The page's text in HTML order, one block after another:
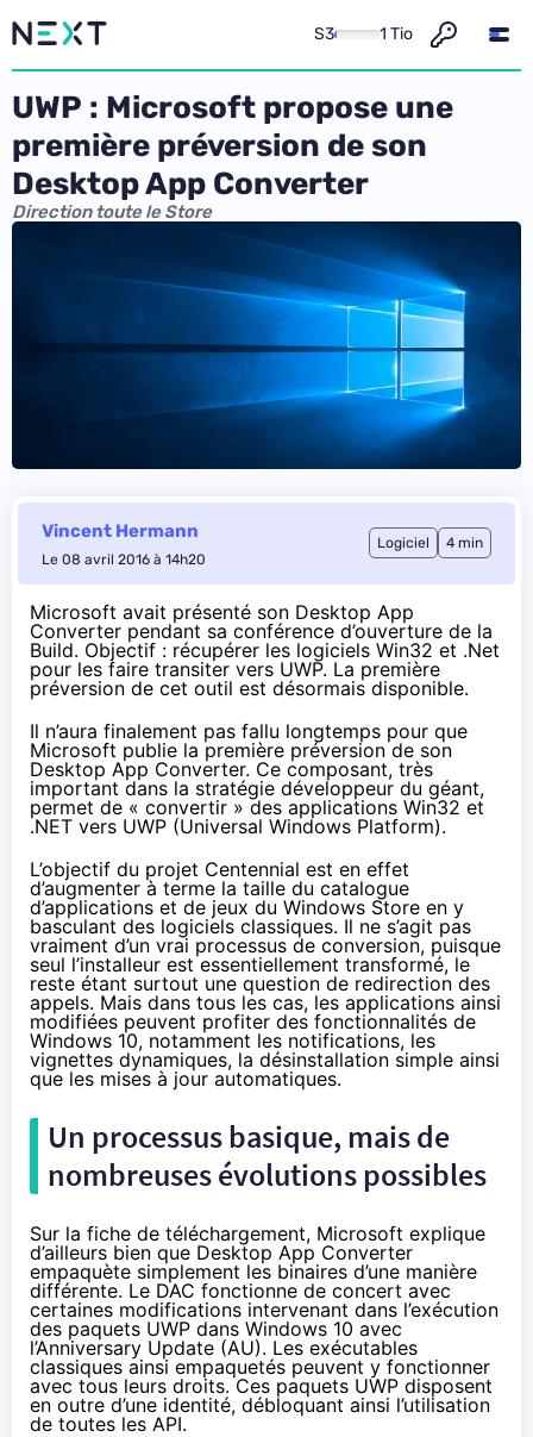
S3 1 Tio
UWP : Microsoft propose une
première préversion de son
Desktop App Converter
Direction toute le Store
Vincent Hermann
Le 08 avril 2016 à 14h20
Logiciel 4 min
Microsoft avait présenté son Desktop App
Converter pendant sa conférence d’ouverture de la
Build. Objectif : récupérer les logiciels Win32 et .Net
pour les faire transiter vers UWP. La première
préversion de cet outil est désormais disponible.
Il n’aura finalement pas fallu longtemps pour que
Microsoft publie la première préversion de son
Desktop App Converter. Ce composant, très
important dans la stratégie développeur du géant,
permet de « convertir » des applications Win32 et
.NET vers UWP (Universal Windows Platform).
L’objectif du projet Centennial est en effet
d’augmenter à terme la taille du catalogue
d’applications et de jeux du Windows Store en y
basculant des logiciels classiques. Il ne s’agit pas
vraiment d’un vrai processus de conversion, puisque
seul l’installeur est essentiellement transformé, le
reste étant surtout une question de redirection des
appels. Mais dans tous les cas, les applications ainsi
modifiées peuvent profiter des fonctionnalités de
Windows 10, notamment les notifications, les
vignettes dynamiques, la désinstallation simple ainsi
que les mises à jour automatiques.
Un processus basique, mais de
nombreuses évolutions possibles
Sur la fiche de téléchargement, Microsoft explique
d’ailleurs bien que Desktop App Converter
empaquète simplement les binaires d’une manière
différente. Le DAC fonctionne de concert avec
certaines modifications intervenant dans l’exécution
des paquets UWP dans Windows 10 avec
l’Anniversary Update (AU). Les exécutables
classiques ainsi empaquetés peuvent y fonctionner
avec tous leurs droits. Ces paquets UWP disposent
en outre d’une identité, débloquant ainsi l’utilisation
de toutes les API.